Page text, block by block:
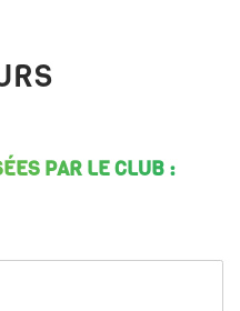
PAR LE CLUB :